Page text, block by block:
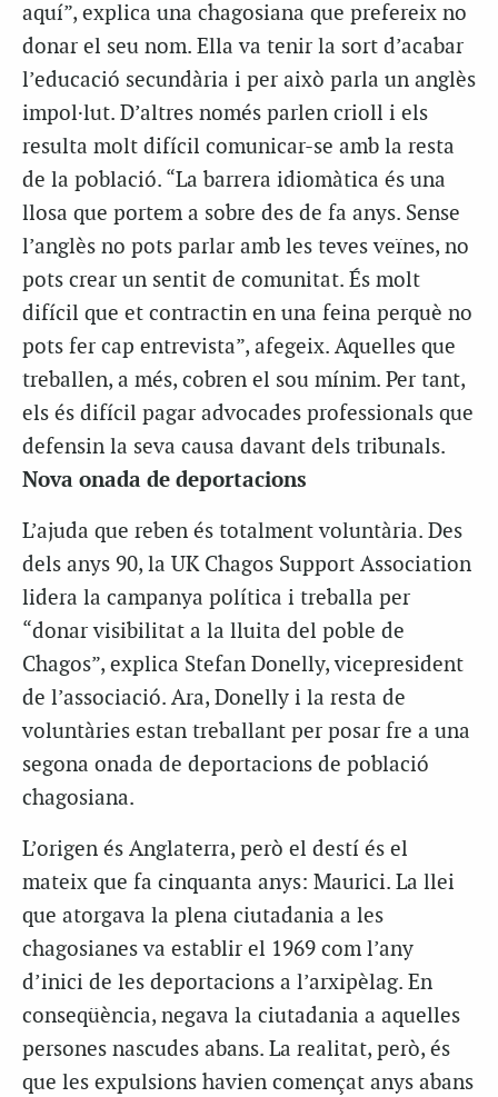
aquí”, explica una chagosiana que prefereix no
donar el seu nom. Ella va tenir la sort d’acabar
l’educació secundària i per això parla un anglès
impol·lut. D’altres només parlen crioll i els
resulta molt difícil comunicar-se amb la resta
de la població. “La barrera idiomàtica és una
llosa que portem a sobre des de fa anys. Sense
l’anglès no pots parlar amb les teves veïnes, no
pots crear un sentit de comunitat. És molt
difícil que et contractin en una feina perquè no
pots fer cap entrevista”, afegeix. Aquelles que
treballen, a més, cobren el sou mínim. Per tant,
els és difícil pagar advocades professionals que
defensin la seva causa davant dels tribunals.
Nova onada de deportacions
L’ajuda que reben és totalment voluntària. Des
dels anys 90, la UK Chagos Support Association
lidera la campanya política i treballa per
“donar visibilitat a la lluita del poble de
Chagos”, explica Stefan Donelly, vicepresident
de l’associació. Ara, Donelly i la resta de
voluntàries estan treballant per posar fre a una
segona onada de deportacions de població
chagosiana.
L’origen és Anglaterra, però el destí és el
mateix que fa cinquanta anys: Maurici. La llei
que atorgava la plena ciutadania a les
chagosianes va establir el 1969 com l’any
d’inici de les deportacions a l’arxipèlag. En
conseqüència, negava la ciutadania a aquelles
persones nascudes abans. La realitat, però, és
que les expulsions havien començat anys abans